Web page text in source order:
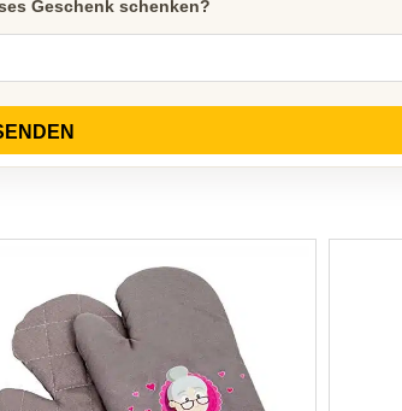
Geschenk schenken?